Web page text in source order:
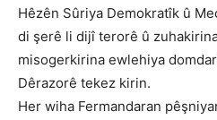
Hêzên Sûriya Demokratîk û
di şerê li dijî terorê û
misogerkirina ewlehiya
Dêrazorê tekez kirin.
Her wiha Fermandaran